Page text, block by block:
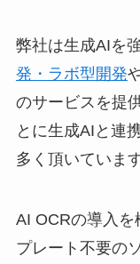
弊社は生成AIを
発・ラボ型開発
のサービスを提
とに生成AIと連
多く頂いています
AI OCRの導入
プレート不要の